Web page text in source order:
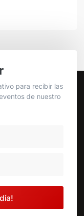
para recibir las
de nuestro